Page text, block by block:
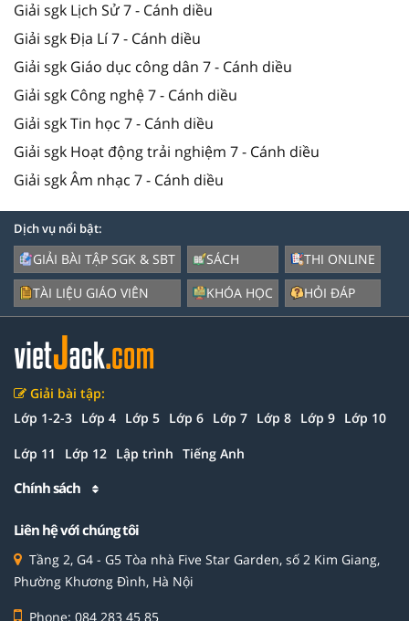
Giải sgk Lịch Sử 7 - Cánh diều
Giải sgk Địa Lí 7 - Cánh diều
Giải sgk Giáo dục công dân 7 - Cánh diều
Giải sgk Công nghệ 7 - Cánh diều
Giải sgk Tin học 7 - Cánh diều
Giải sgk Hoạt động trải nghiệm 7 - Cánh diều
Giải sgk Âm nhạc 7 - Cánh diều
Dịch vụ nổi bật:
GIẢI BÀI TẬP SGK & SBT
TÀI LIỆU GIÁO VIÊN
SÁCH
KHÓA HỌC
THI ONLINE
HỎI ĐÁP
Giải bài tập:
Lớp 1-2-3 Lớp 4 Lớp 5 Lớp 6 Lớp 7 Lớp 8 Lớp 9 Lớp 10
Lớp 11 Lớp 12 Lập trình Tiếng Anh
Chính sách
Liên hệ với chúng tôi
Tầng 2, G4 - G5 Tòa nhà Five Star Garden, số 2 Kim Giang,
Phường Khương Đình, Hà Nội
Phone: 084 283 45 85